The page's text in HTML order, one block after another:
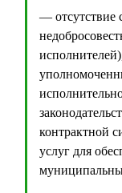
— отсутствие
контрактной
услуг для